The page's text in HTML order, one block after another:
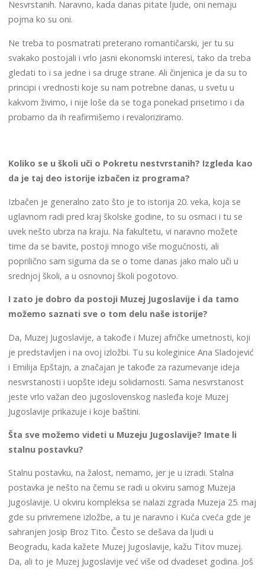
Nesvrstanih. Naravno, kada danas pitate ljude, oni nemaju
pojma ko su oni.
Ne treba to posmatrati preterano romantičarski, jer tu su
svakako postojali i vrlo jasni ekonomski interesi, tako da treba
gledati to i sa jedne i sa druge strane. Ali činjenica je da su to
principi i vrednosti koje su nam potrebne danas, u svetu u
kakvom živimo, i nije loše da se toga ponekad prisetimo i da
probamo da ih reafirmišemo i revaloriziramo.
Koliko se u školi uči o Pokretu nestvrstanih? Izgleda kao
da je taj deo istorije izbačen iz programa?
Izbačen je generalno zato što je to istorija 20. veka, koja se
uglavnom radi pred kraj školske godine, to su osmaci i tu se
uvek nešto ubrza na kraju. Na fakultetu, vi naravno možete
time da se bavite, postoji mnogo više mogućnosti, ali
poprilično sam sigurna da se o tome danas jako malo uči u
srednjoj školi, a u osnovnoj školi pogotovo.
I zato je dobro da postoji Muzej Jugoslavije i da tamo
možemo saznati sve o tom delu naše istorije?
Da, Muzej Jugoslavije, a takođe i Muzej afričke umetnosti, koji
je predstavljen i na ovoj izložbi. Tu su koleginice Ana Sladojević
i Emilija Epštajn, a značajan je takođe za razumevanje ideja
nesvrstanosti i uopšte ideju solidarnosti. Sama nesvrstanost
jeste vrlo važan deo jugoslovenskog nasleđa koje Muzej
Jugoslavije prikazuje i koje baštini.
Šta sve možemo videti u Muzeju Jugoslavije? Imate li
stalnu postavku?
Stalnu postavku, na žalost, nemamo, jer je u izradi. Stalna
postavka je nešto na čemu se radi u okviru samog Muzeja
Jugoslavije. U okviru kompleksa se nalazi zgrada Muzeja 25. maj
gde su privremene izložbe, a tu je naravno i Kuća cveća gde je
sahranjen Josip Broz Tito. Često se dešava da ljudi u
Beogradu, kada kažete Muzej Jugoslavije, kažu Titov muzej.
Da, ali to je Muzej Jugoslavije već više od dvadeset godina. Još